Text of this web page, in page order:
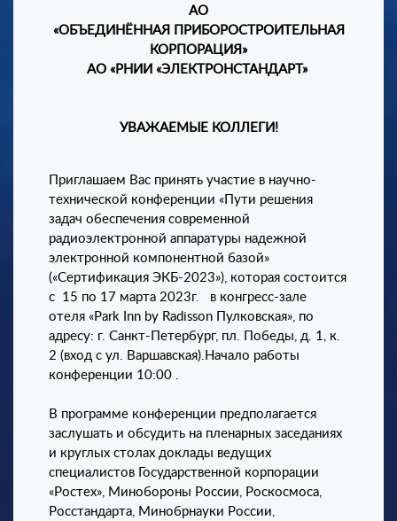
АО
«ОБЪЕДИНЁННАЯ ПРИБОРОСТРОИТЕЛЬНАЯ
КОРПОРАЦИЯ»
АО «РНИИ «ЭЛЕКТРОНСТАНДАРТ»
УВАЖАЕМЫЕ КОЛЛЕГИ!
Приглашаем Вас принять участие в научно-
технической конференции «Пути решения
задач обеспечения современной
радиоэлектронной аппаратуры надежной
электронной компонентной базой»
(«Сертификация ЭКБ-2023»), которая состоится
с 15 по 17 марта 2023г. в конгресс-зале
отеля «Park Inn by Radisson Пулковская», по
адресу: г. Санкт-Петербург, пл. Победы, д. 1, к.
2 (вход с ул. Варшавская).Начало работы
конференции 10:00 .
В программе конференции предполагается
заслушать и обсудить на пленарных заседаниях
и круглых столах доклады ведущих
специалистов Государственной корпорации
«Ростех», Минобороны России, Роскосмоса,
Росстандарта, Минобрнауки России,